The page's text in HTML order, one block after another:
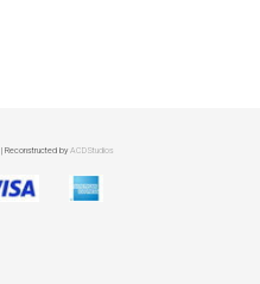
| Reconstructed byACDStudios